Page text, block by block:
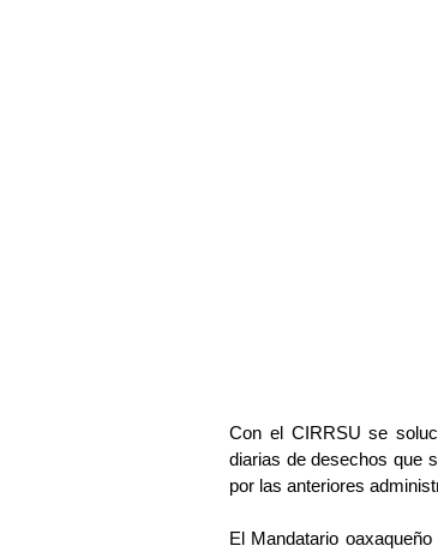
Con el CIRRSU se
diarias de desechos que
por las anteriores
El Mandatario